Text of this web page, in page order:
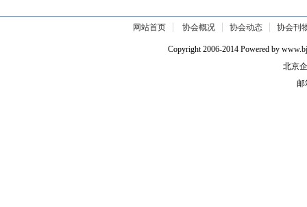
网站首页 协会概况 协会动态 协会刊
Copyright 2006-2014 Powered by
北京
邮